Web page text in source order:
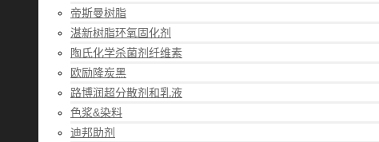
帝斯曼树脂
湛新树脂环氧固化剂
陶氏化学杀菌剂纤维素
欧励隆炭黑
路博润超分散剂和乳液
色浆&染料
迪邦助剂